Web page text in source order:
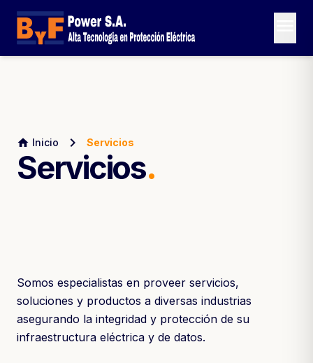
home Inicio chevron_right Servicios
Servicios.
Somos especialistas en proveer servicios,
soluciones y productos a diversas industrias
asegurando la integridad y protección de su
infraestructura eléctrica y de datos.